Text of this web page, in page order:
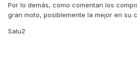
Por lo demás, como comentan los
gran moto, posiblemente la mejor en su
Salu2